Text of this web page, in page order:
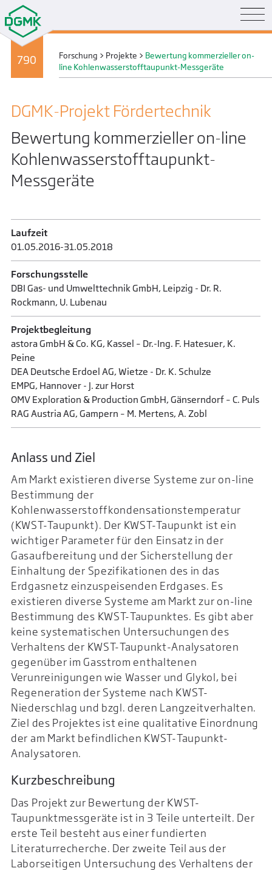
790 Forschung > Projekte > Bewertung kommerzieller on-
line Kohlenwasserstofftaupunkt-Messgeräte
DGMK-Projekt Förder­technik
Bewertung kommerzieller on-line
Kohlenwasserstofftaupunkt-
Messgeräte
Laufzeit
01.05.2016-31.05.2018
Forschungsstelle
DBI Gas- und Umwelttechnik GmbH, Leipzig - Dr. R.
Rockmann, U. Lubenau
Projektbegleitung
astora GmbH & Co. KG, Kassel – Dr.-Ing. F. Hatesuer, K.
Peine
DEA Deutsche Erdoel AG, Wietze - Dr. K. Schulze
EMPG, Hannover - J. zur Horst
OMV Exploration & Production GmbH, Gänserndorf – C. Puls
RAG Austria AG, Gampern – M. Mertens, A. Zobl
Anlass und Ziel
Am Markt existieren diverse Systeme zur on-line
Bestimmung der
Kohlenwasserstoffkondensationstemperatur
(KWST-Taupunkt). Der KWST-Taupunkt ist ein
wichtiger Parameter für den Einsatz in der
Gasaufbereitung und der Sicherstellung der
Einhaltung der Spezifikationen des in das
Erdgasnetz einzuspeisenden Erdgases. Es
existieren diverse Systeme am Markt zur on-line
Bestimmung des KWST-Taupunktes. Es gibt aber
keine systematischen Untersuchungen des
Verhaltens der KWST-Taupunkt-Analysatoren
gegenüber im Gasstrom enthaltenen
Verunreinigungen wie Wasser und Glykol, bei
Regeneration der Systeme nach KWST-
Niederschlag und bzgl. deren Langzeitverhalten.
Ziel des Projektes ist eine qualitative Einordnung
der am Markt befindlichen KWST-Taupunkt-
Analysatoren.
Kurzbeschreibung
Das Projekt zur Bewertung der KWST-
Taupunktmessgeräte ist in 3 Teile unterteilt. Der
erste Teil besteht aus einer fundierten
Literaturrecherche. Der zweite Teil aus der
Laborseitigen Untersuchung des Verhaltens der